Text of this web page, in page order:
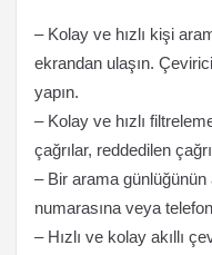
– Kolay ve hızlı kişi
ekrandan ulaşın.
yapın.
– Kolay ve hızlı
çağrılar, reddedilen
– Bir arama
numarasına veya
– Hızlı ve kolay akıllı